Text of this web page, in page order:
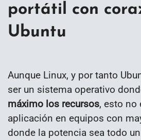
portátil con
Ubuntu
Aunque Linux, y por tanto
ser un sistema operativo
máximo los recursos, esto no
aplicación en equipos con
donde la potencia sea todo